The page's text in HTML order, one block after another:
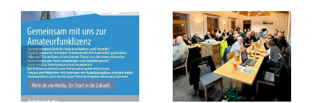
August OV
Abend am
07.08.2026 in
Weichering
Sommerfest der
Funker auf dem
Kalvarienberg